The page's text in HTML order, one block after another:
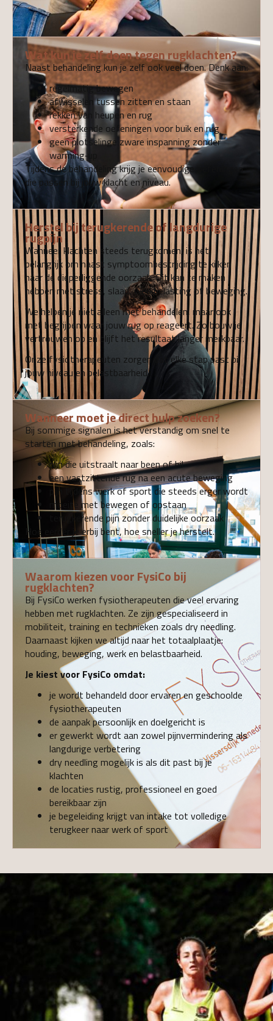
Wat kun je zelf doen tegen rugklachten?
Naast behandeling kun je zelf ook veel doen. Denk aan:
regelmatig bewegen
afwisselen tussen zitten en staan
rekken van heupen en rug
versterkende oefeningen voor buik en rug
geen plotselinge zware inspanning zonder
warming‑up
Tijdens de behandeling krijg je eenvoudige oefeningen
die passen bij jouw klacht en niveau.
Herstel bij terugkerende of langdurige
rugpijn
Wanneer klachten steeds terugkomen, is het
belangrijk om naast symptoombestrijding te kijken
naar de dieperliggende oorzaak. Dit kan te maken
hebben met stress, slaap, werkbelasting of beweging.
We helpen je niet alleen met behandelen, maar ook
met begrijpen waar jouw rug op reageert. Zo bouw je
vertrouwen op en blijft het resultaat langer merkbaar.
Onze fysiotherapeuten zorgen dat elke stap past bij
jouw niveau en belastbaarheid.
Wanneer moet je direct hulp zoeken?
Bij sommige signalen is het verstandig om snel te
starten met behandeling, zoals:
pijn die uitstraalt naar been of bil
een vastzittende rug na een acute beweging
pijn tijdens werk of sport die steeds erger wordt
moeite met bewegen of opstaan
terugkerende pijn zonder duidelijke oorzaak
Hoe eerder je erbij bent, hoe sneller je herstelt.
Waarom kiezen voor FysiCo bij
rugklachten?
Bij FysiCo werken fysiotherapeuten die veel ervaring
hebben met rugklachten. Ze zijn gespecialiseerd in
mobiliteit, training en technieken zoals dry needling.
Daarnaast kijken we altijd naar het totaalplaatje:
houding, beweging, werk en belastbaarheid.
Je kiest voor FysiCo omdat:
je wordt behandeld door ervaren en geschoolde
fysiotherapeuten
de aanpak persoonlijk en doelgericht is
er gewerkt wordt aan zowel pijnvermindering als
langdurige verbetering
dry needling mogelijk is als dit past bij je
klachten
de locaties rustig, professioneel en goed
bereikbaar zijn
je begeleiding krijgt van intake tot volledige
terugkeer naar werk of sport